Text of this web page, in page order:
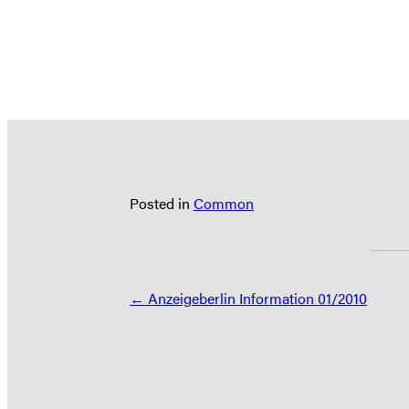
Posted in Common
Posts
← Anzeigeberlin Information 01/2010